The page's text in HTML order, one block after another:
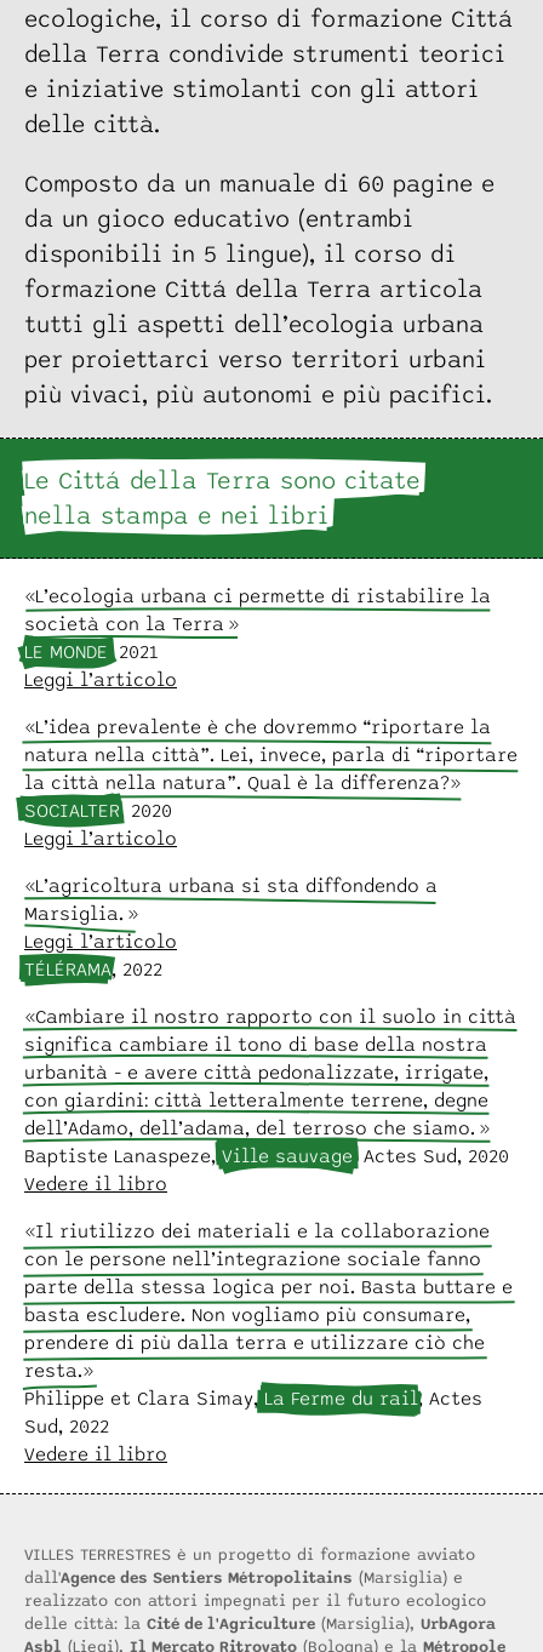
ecologiche, il corso di formazione Cittá
della Terra condivide strumenti teorici
e iniziative stimolanti con gli attori
delle città.
Composto da un manuale di 60 pagine e
da un gioco educativo (entrambi
disponibili in 5 lingue), il corso di
formazione Cittá della Terra articola
tutti gli aspetti dell’ecologia urbana
per proiettarci verso territori urbani
più vivaci, più autonomi e più pacifici.
Le Cittá della Terra sono citate
nella stampa e nei libri
« L’ecologia urbana ci permette di ristabilire la
società con la Terra »
LE MONDE , 2021
Leggi l’articolo
« L’idea prevalente è che dovremmo “riportare la
natura nella città”. Lei, invece, parla di “riportare
la città nella natura”. Qual è la differenza?»
SOCIALTER, 2020
Leggi l’articolo
« L’agricoltura urbana si sta diffondendo a
Marsiglia. »
Leggi l’articolo
TÉLÉRAMA, 2022
« Cambiare il nostro rapporto con il suolo in città
significa cambiare il tono di base della nostra
urbanità - e avere città pedonalizzate, irrigate,
con giardini: città letteralmente terrene, degne
dell’Adamo, dell’adama, del terroso che siamo. »
Baptiste Lanaspeze, Ville sauvage , Actes Sud, 2020
Vedere il libro
« Il riutilizzo dei materiali e la collaborazione
con le persone nell’integrazione sociale fanno
parte della stessa logica per noi. Basta buttare e
basta escludere. Non vogliamo più consumare,
prendere di più dalla terra e utilizzare ciò che
resta. »
Philippe et Clara Simay, La Ferme du rail, Actes
Sud, 2022
Vedere il libro
VILLES TERRESTRES è un progetto di formazione avviato
dall'Agence des Sentiers Métropolitains (Marsiglia) e
realizzato con attori impegnati per il futuro ecologico
delle città: la Cité de l'Agriculture (Marsiglia), UrbAgora
Asbl (Liegi), Il Mercato Ritrovato (Bologna) e la Métropole